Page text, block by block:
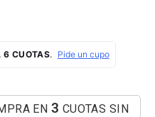
EN 3 CUOTAS SIN